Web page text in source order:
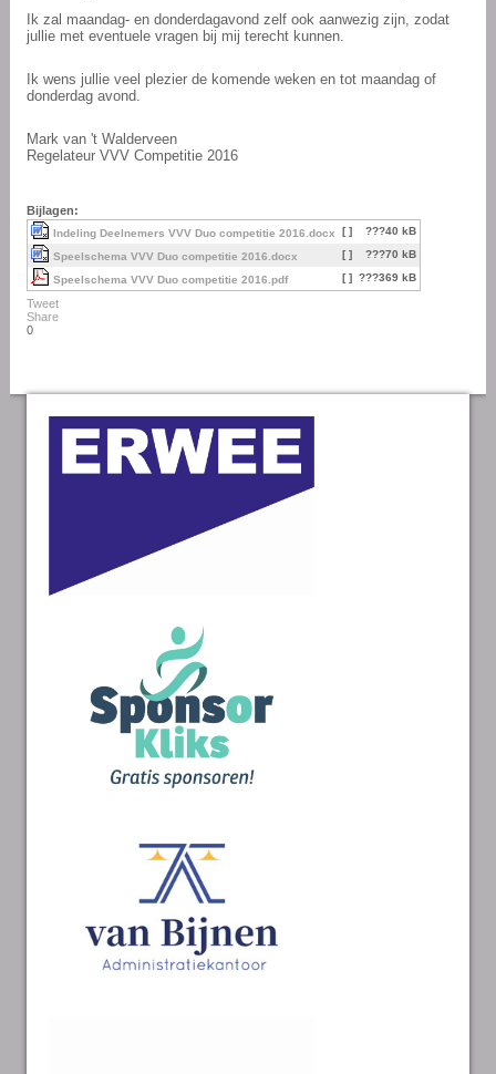
Ik zal maandag- en donderdagavond zelf ook aanwezig zijn, zodat
jullie met eventuele vragen bij mij terecht kunnen.
Ik wens jullie veel plezier de komende weken en tot maandag of
donderdag avond.
Mark van 't Walderveen
Regelateur VVV Competitie 2016
Bijlagen:
Indeling Deelnemers VVV Duo competitie 2016.docx [ ] ???40 kB
Speelschema VVV Duo competitie 2016.docx [ ] ???70 kB
Speelschema VVV Duo competitie 2016.pdf [ ] ???369 kB
Tweet
Share
0